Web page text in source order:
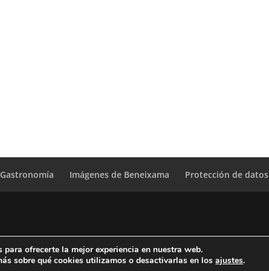
Gastronomía Imágenes de Beneixama Protección de datos
Diputacion Provincial Alicante
para ofrecerte la mejor experiencia en nuestra web.
sobre qué cookies utilizamos o desactivarlas en losajustes.